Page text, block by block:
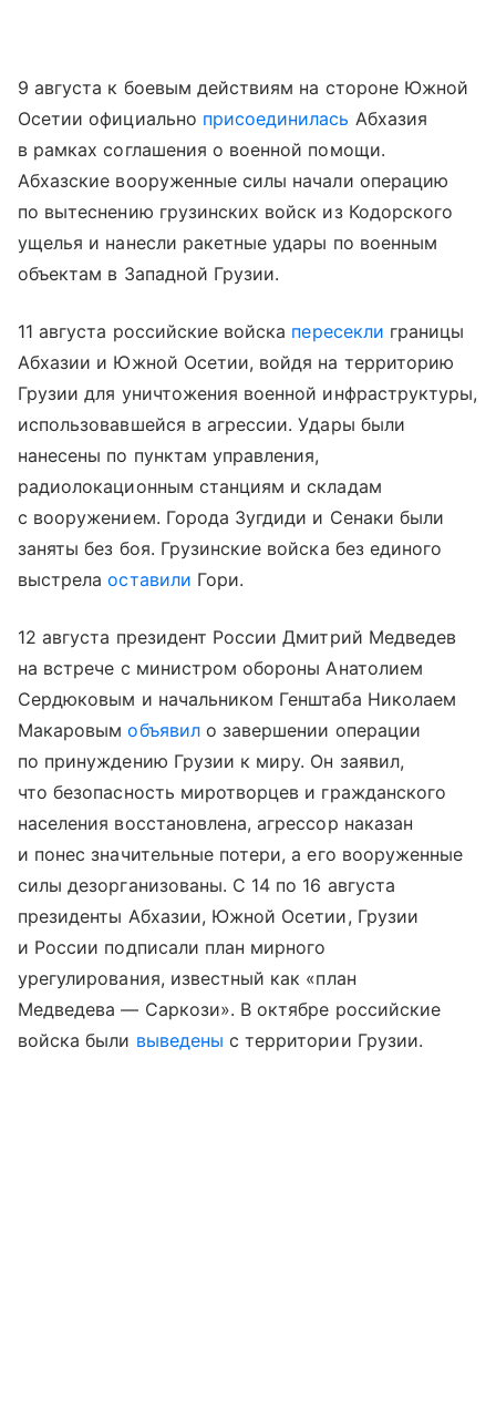
9 августа к боевым действиям на стороне Южной
Осетии официально присоединилась Абхазия
в рамках соглашения о военной помощи.
Абхазские вооруженные силы начали операцию
по вытеснению грузинских войск из Кодорского
ущелья и нанесли ракетные удары по военным
объектам в Западной Грузии.
11 августа российские войска пересекли границы
Абхазии и Южной Осетии, войдя на территорию
Грузии для уничтожения военной инфраструктуры,
использовавшейся в агрессии. Удары были
нанесены по пунктам управления,
радиолокационным станциям и складам
с вооружением. Города Зугдиди и Сенаки были
заняты без боя. Грузинские войска без единого
выстрелаоставили Гори.
12 августа президент России Дмитрий Медведев
на встрече с министром обороны Анатолием
Сердюковым и начальником Генштаба Николаем
Макаровымобъявило завершении операции
по принуждению Грузии к миру. Он заявил,
что безопасность миротворцев и гражданского
населения восстановлена, агрессор наказан
и понес значительные потери, а его вооруженные
силы дезорганизованы. С 14 по 16 августа
президенты Абхазии, Южной Осетии, Грузии
и России подписали план мирного
урегулирования, известный как «план
Медведева — Саркози». В октябре российские
войска были выведены с территории Грузии.